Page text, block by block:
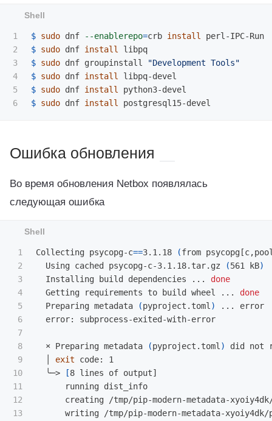
1
2
3
4
5
$ sudo dnf --enablerepo=crb install
$ sudo dnf install
$ sudo dnf groupinstall
"Development Tools"
$ sudo dnf install
$ sudo dnf install
$ sudo dnf install
Ошибка обновления
Во время обновления Netbox появлялась
следующая ошибка
1
2
3
4
5
6
7
8
9
10
11
12
13
Collecting psycopg-c==3.1.18 (from
  Using cached psycopg-c-3.1.18.tar.gz
(561 kB)
  Installing build dependencies ...
done
Getting requirements to build wheel ... done
Preparing metadata
(pyproject.toml )
... error
  error: subprocess-exited-with-error
  × Preparing metadata
(pyproject.toml )
did not
exit code: 1
  ╰─>
[8 lines of output]
      running dist_info
creating /tmp/pip-modern-metadata-
writing /tmp/pip-modern-metadata-